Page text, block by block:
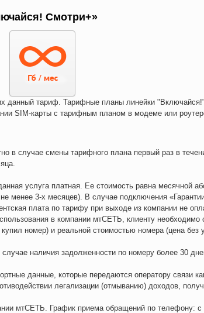
Смотри+»
данный тариф. Тарифные планы линейки
SIM-карты с тарифным планом в модеме или
в случае смены тарифного плана первый раз в
услуга платная. Ее стоимость равна месячной
менее 3-х месяцев). В случае подключения
плата по тарифу при выходе из компании не
в компании мтСЕТЬ, клиенту необходимо
номер) и реальной стоимостью номера (цена без
наличия задолженности по номеру более 30
данные, которые передаются оператору связи
легализации (отмыванию) доходов,
мтСЕТЬ. График приема обращений по телефону: с